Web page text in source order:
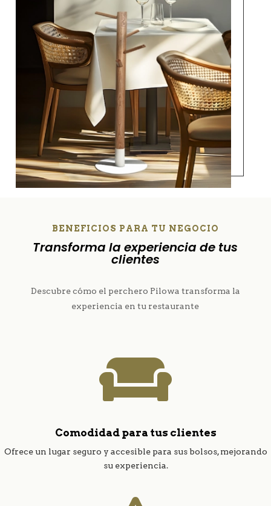
BENEFICIOS PARA TU NEGOCIO
Transforma la experiencia de tus
clientes
Descubre cómo el perchero Pilowa transforma la
experiencia en tu restaurante

Comodidad para tus clientes
Ofrece un lugar seguro y accesible para sus bolsos, mejorando
su experiencia.